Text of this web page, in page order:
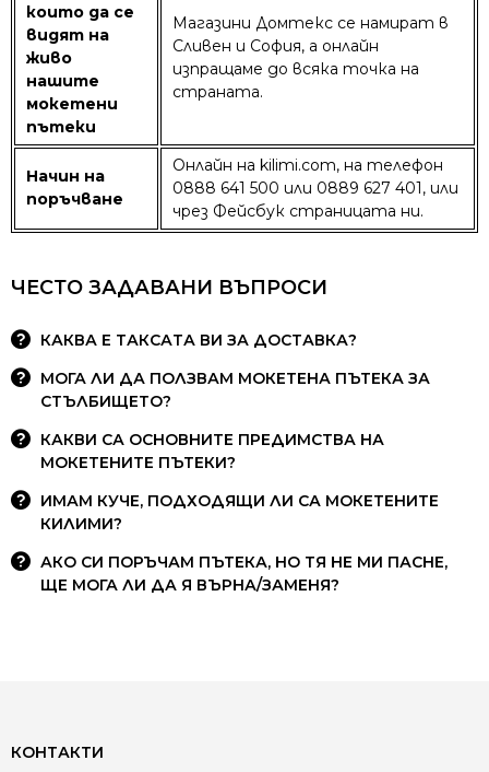
които да се
видят на
живо
нашите
мокетени
пътеки
Магазини Домтекс се намират в
Сливен и София, а онлайн
изпращаме до всяка точка на
страната.
Начин на
поръчване
Онлайн на kilimi.com, на телефон
0888 641 500 или 0889 627 401, или
чрез Фейсбук страницата ни.
ЧЕСТО ЗАДАВАНИ ВЪПРОСИ
КАКВА Е ТАКСАТА ВИ ЗА ДОСТАВКА?
МОГА ЛИ ДА ПОЛЗВАМ МОКЕТЕНА ПЪТЕКА ЗА
СТЪЛБИЩЕТО?
КАКВИ СА ОСНОВНИТЕ ПРЕДИМСТВА НА
МОКЕТЕНИТЕ ПЪТЕКИ?
ИМАМ КУЧЕ, ПОДХОДЯЩИ ЛИ СА МОКЕТЕНИТЕ
КИЛИМИ?
АКО СИ ПОРЪЧАМ ПЪТЕКА, НО ТЯ НЕ МИ ПАСНЕ,
ЩЕ МОГА ЛИ ДА Я ВЪРНА/ЗАМЕНЯ?
КОНТАКТИ